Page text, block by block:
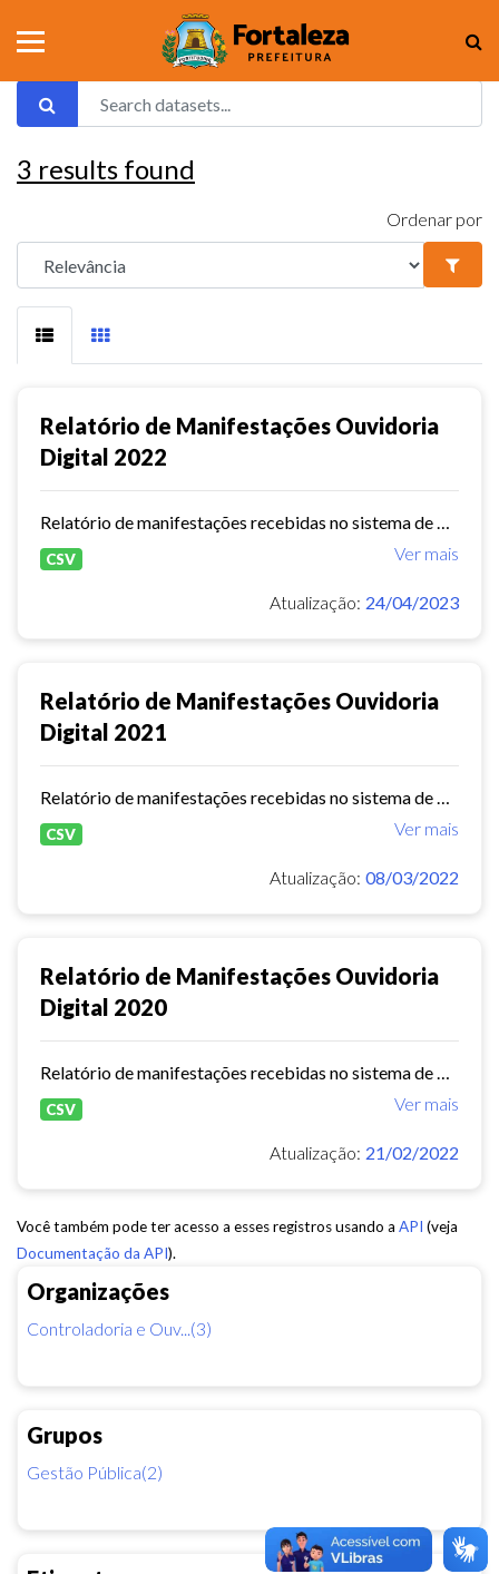
Organizações
Controladoria e Ouv...(3)
Grupos
Gestão Pública(2)
3 results found
Ordenar por
Relatório de Manifestações Ouvidoria
Digital 2022
Ver mais
CSV
Atualização: 24/04/2023
Relatório de Manifestações Ouvidoria
Digital 2021
Ver mais
CSV
Atualização: 08/03/2022
Relatório de Manifestações Ouvidoria
Digital 2020
Ver mais
CSV
Atualização: 21/02/2022
Você também pode ter acesso a esses registros usando a API (veja
Documentação da API).